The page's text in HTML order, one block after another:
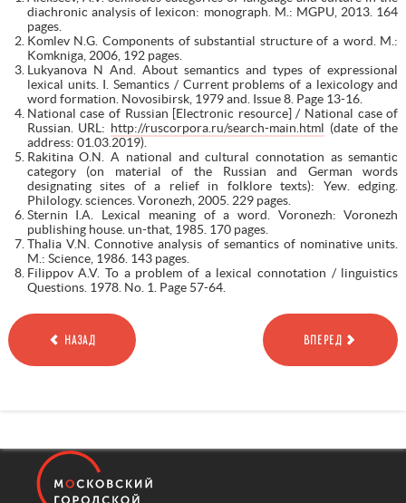
diachronic analysis of lexicon: monograph. M.: MGPU, 2013. 164
pages.
Komlev N.G. Components of substantial structure of a word. M.:
Komkniga, 2006, 192 pages.
Lukyanova N And. About semantics and types of expressional
lexical units. I. Semantics / Current problems of a lexicology and
word formation. Novosibirsk, 1979 and. Issue 8. Page 13-16.
National case of Russian [Electronic resource] / National case of
Russian. URL: http://ruscorpora.ru/search-main.html (date of the
address: 01.03.2019).
Rakitina O.N. A national and cultural connotation as semantic
category (on material of the Russian and German words
designating sites of a relief in folklore texts): Yew. edging.
Philology. sciences. Voronezh, 2005. 229 pages.
Sternin I.A. Lexical meaning of a word. Voronezh: Voronezh
publishing house. un-that, 1985. 170 pages.
Thalia V.N. Connotive analysis of semantics of nominative units.
M.: Science, 1986. 143 pages.
Filippov A.V. To a problem of a lexical connotation / linguistics
Questions. 1978. No. 1. Page 57-64.
НАЗАД ВПЕРЕД